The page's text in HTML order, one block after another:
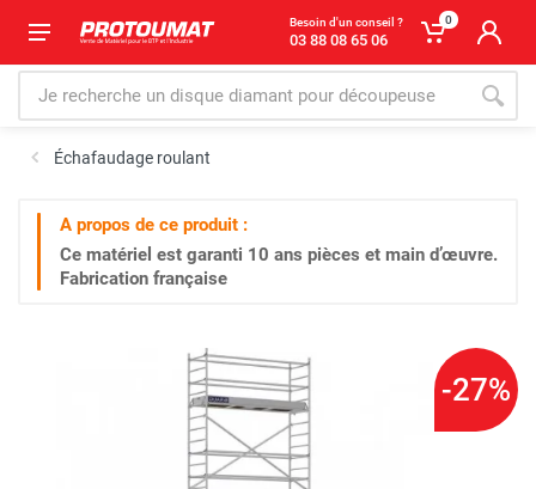
Besoin d'un conseil ?
03 88 08 65 06
0
Échafaudage roulant
A propos de ce produit :
Ce matériel est garanti 10 ans pièces et main d’œuvre.
Fabrication française
-27%